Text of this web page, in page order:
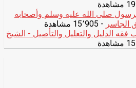
صلى الله عليه وسلم وأصحابه
الجاسر - 15٬905 مشاهدة
فقه الدليل والتعليل والتأصيل - الشيخ